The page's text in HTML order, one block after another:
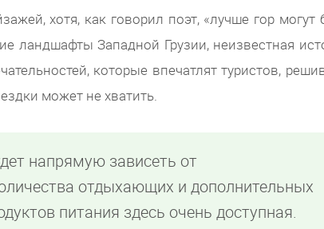
хотя, как говорил поэт, «лучше гор могут
ландшафты Западной Грузии, неизвестная
которые впечатлят туристов,
может не хватить.
напрямую зависеть от
отдыхающих и дополнительных
питания здесь очень доступная.